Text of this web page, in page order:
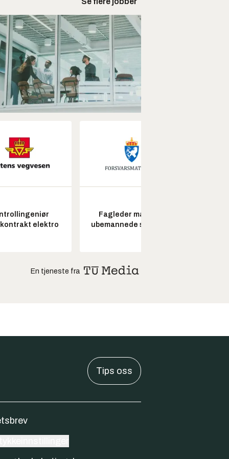
elektro
Fagleder maritime
ubemannede systemer
En tjeneste fra
Tips oss